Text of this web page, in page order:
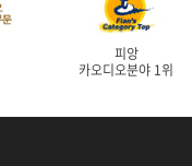
피앙
카오디오분야 1위